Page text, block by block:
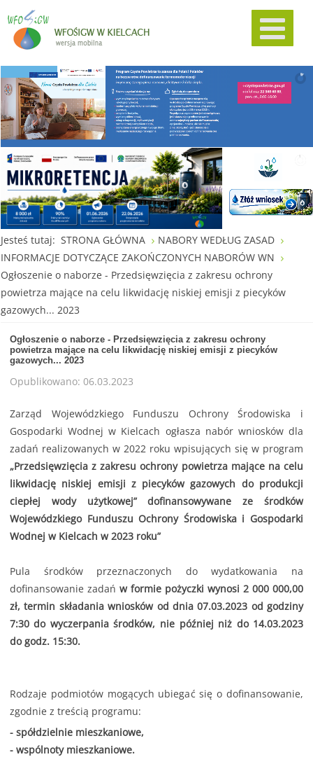
Jesteś tutaj: STRONA GŁÓWNA
NABORY WEDŁUG ZASAD
INFORMACJE DOTYCZĄCE ZAKOŃCZONYCH NABORÓW WN
Ogłoszenie o naborze - Przedsięwzięcia z zakresu ochrony
powietrza mające na celu likwidację niskiej emisji z piecyków
gazowych... 2023
Ogłoszenie o naborze - Przedsięwzięcia z zakresu ochrony
powietrza mające na celu likwidację niskiej emisji z piecyków
gazowych... 2023
Opublikowano: 06.03.2023
Zarząd Wojewódzkiego Funduszu Ochrony Środowiska i
Gospodarki Wodnej w Kielcach ogłasza nabór wniosków dla
zadań realizowanych w 2022 roku wpisujących się w program
„Przedsięwzięcia z zakresu ochrony powietrza mające na celu
likwidację niskiej emisji z piecyków gazowych do produkcji
ciepłej wody użytkowej” dofinansowywane ze środków
Wojewódzkiego Funduszu Ochrony Środowiska i Gospodarki
Wodnej w Kielcach w 2023 roku”
Pula środków przeznaczonych do wydatkowania na
dofinansowanie zadań w formie pożyczki wynosi 2 000 000,00
zł, termin składania wniosków od dnia 07.03.2023 od godziny
7:30 do wyczerpania środków, nie później niż do 14.03.2023
do godz. 15:30.
Rodzaje podmiotów mogących ubiegać się o dofinansowanie,
zgodnie z treścią programu:
- spółdzielnie mieszkaniowe,
- wspólnoty mieszkaniowe.